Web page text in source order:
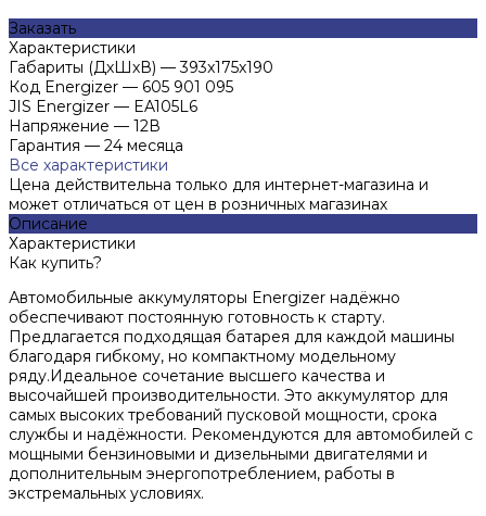
Заказать
Характеристики
Габариты (ДхШхВ) — 393x175x190
Код Energizer — 605 901 095
JIS Energizer — EA105L6
Напряжение — 12В
Гарантия — 24 месяца
Все характеристики
Цена действительна только для интернет-магазина и
может отличаться от цен в розничных магазинах
Описание
Характеристики
Как купить?
Автомобильные аккумуляторы Energizer надёжно
обеспечивают постоянную готовность к старту.
Предлагается подходящая батарея для каждой машины
благодаря гибкому, но компактному модельному
ряду.Идеальное сочетание высшего качества и
высочайшей производительности. Это аккумулятор для
самых высоких требований пусковой мощности, срока
службы и надёжности. Рекомендуются для автомобилей с
мощными бензиновыми и дизельными двигателями и
дополнительным энергопотреблением, работы в
экстремальных условиях.